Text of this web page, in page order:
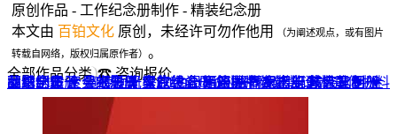
原创作品 - 工作纪念册制作 - 精装纪念册
本文由 百铂文化 原创，未经许可勿作他用
（为阐述观点，或有图片
转载自网络，版权归属原作者） 。
全部作品分类 ☎ 咨询报价
品牌全案 ▼ 宣传画册 VI+LOGO 企业刊物 包装设计 宣传物料
网站UI设计 导视设计 餐饮设计 酒店品牌设计 纪念相册 ▼
企业纪念册 聚会纪念册 毕业纪念册 领导/同事相册 成人礼相册
战友纪念册 个人影集 家庭/生日相册 旅行纪念册 精装定制 ▼
菜谱制作 企业邮册 光盘包装盒 高端楼书 家谱族谱 家具画册